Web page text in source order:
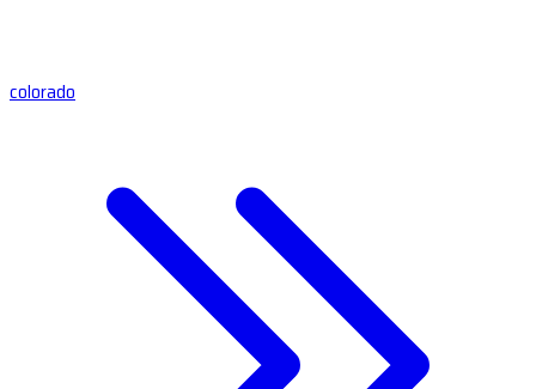
colorado